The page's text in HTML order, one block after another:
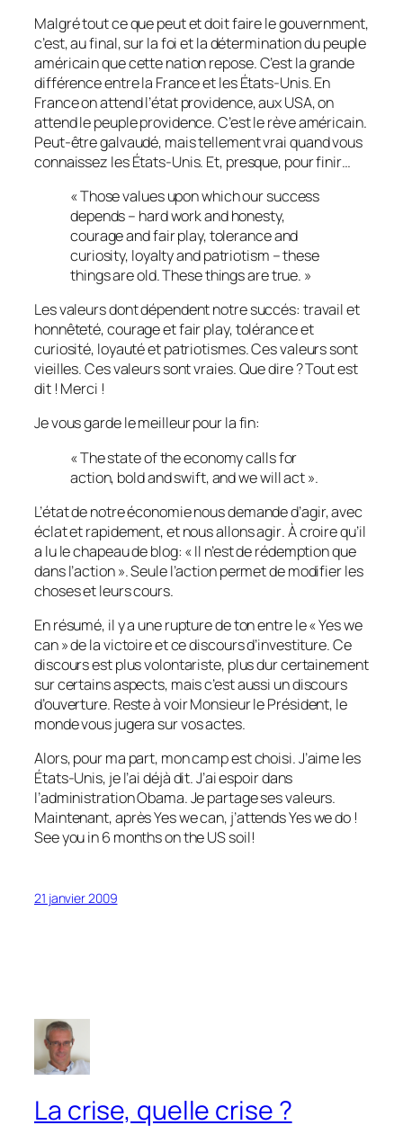
Malgré tout ce que peut et doit faire le gouvernment,
c’est, au final, sur la foi et la détermination du peuple
américain que cette nation repose. C’est la grande
différence entre la France et les États-Unis. En
France on attend l’état providence, aux USA, on
attend le peuple providence. C’est le rève américain.
Peut-être galvaudé, mais tellement vrai quand vous
connaissez les États-Unis. Et, presque, pour finir…
« Those values upon which our success
depends – hard work and honesty,
courage and fair play, tolerance and
curiosity, loyalty and patriotism – these
things are old. These things are true. »
Les valeurs dont dépendent notre succés: travail et
honnêteté, courage et fair play, tolérance et
curiosité, loyauté et patriotismes. Ces valeurs sont
vieilles. Ces valeurs sont vraies.Que dire ? Tout est
dit ! Merci !
Je vous garde le meilleur pour la fin:
« The state of the economy calls for
action, bold and swift, and we will act ».
L’état de notre économie nous demande d’agir, avec
éclat et rapidement, et nous allons agir. À croire qu’il
a lu le chapeau de blog: « Il n’est de rédemption que
dans l’action ». Seule l’action permet de modifier les
choses et leurs cours.
En résumé, il y a une rupture de ton entre le « Yes we
can » de la victoire et ce discours d’investiture. Ce
discours est plus volontariste, plus dur certainement
sur certains aspects, mais c’est aussi un discours
d’ouverture. Reste à voir Monsieur le Président, le
monde vous jugera sur vos actes.
Alors, pour ma part, mon camp est choisi. J’aime les
États-Unis, je l’ai déjà dit. J’ai espoir dans
l’administration Obama. Je partage ses valeurs.
Maintenant, après Yes we can, j’attends Yes we do !
See you in 6 months on the US soil!
21 janvier 2009
La crise, quelle crise ?